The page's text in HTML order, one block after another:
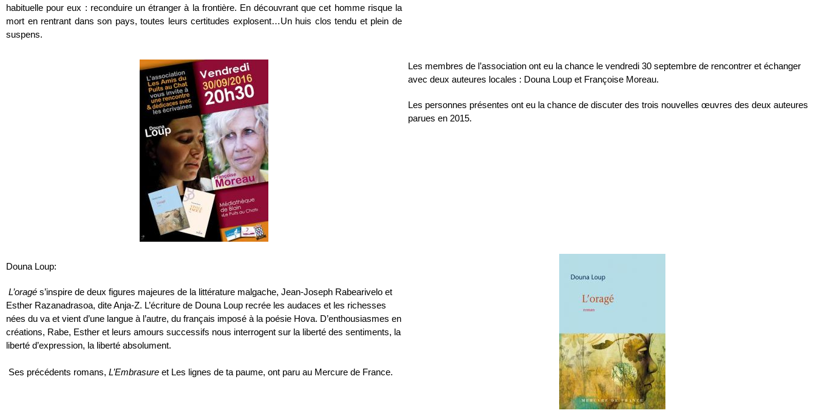
habituelle pour eux : reconduire un étranger à la frontière. En découvrant que cet homme risque la
mort en rentrant dans son pays, toutes leurs certitudes explosent…Un huis clos tendu et plein de
suspens.
Les membres de l’association ont eu la chance le vendredi 30 septembre de rencontrer et échanger
avec deux auteures locales : Douna Loup et Françoise Moreau.
Les personnes présentes ont eu la chance de discuter des trois nouvelles œuvres des deux auteures
parues en 2015.
Douna Loup:
L’oragé s’inspire de deux figures majeures de la littérature malgache, Jean-Joseph Rabearivelo et
Esther Razanadrasoa, dite Anja-Z. L’écriture de Douna Loup recrée les audaces et les richesses
nées du va et vient d’une langue à l’autre, du français imposé à la poésie Hova. D’enthousiasmes en
créations, Rabe, Esther et leurs amours successifs nous interrogent sur la liberté des sentiments, la
liberté d’expression, la liberté absolument.
Ses précédents romans, L’Embrasure et Les lignes de ta paume, ont paru au Mercure de France.